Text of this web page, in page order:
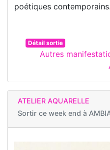
poétiques contemporains.
Détail sortie
Autres
ATELIER AQUARELLE
Sortir ce week end à